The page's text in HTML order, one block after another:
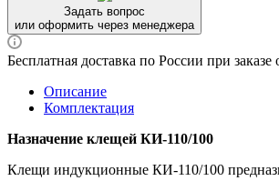
Задать вопрос
или оформить через менеджера
Бесплатная доставка по России при заказе
Описание
Комплектация
Назначение клещей КИ-110/100
Клещи индукционные КИ-110/100